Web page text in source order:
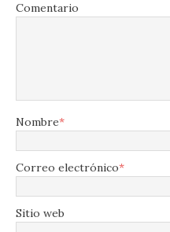
Comentario
Nombre*
Correo electrónico*
Sitio web